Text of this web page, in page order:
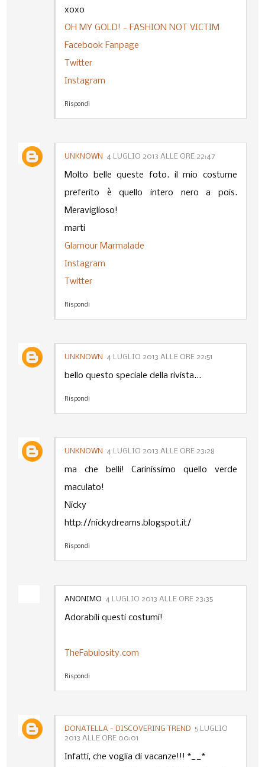
xoxo
OH MY GOLD! - FASHION NOT VICTIM
Facebook Fanpage
Twitter
Instagram
Rispondi
UNKNOWN 4 LUGLIO 2013 ALLE ORE 22:47
Molto belle queste foto. il mio costume
preferito è quello intero nero a pois.
Meraviglioso!
marti
Glamour Marmalade
Instagram
Twitter
Rispondi
UNKNOWN 4 LUGLIO 2013 ALLE ORE 22:51
bello questo speciale della rivista...
Rispondi
UNKNOWN 4 LUGLIO 2013 ALLE ORE 23:28
ma che belli! Carinissimo quello verde
maculato!
Nicky
http://nickydreams.blogspot.it/
Rispondi
ANONIMO 4 LUGLIO 2013 ALLE ORE 23:35
Adorabili questi costumi!
TheFabulosity.com
Rispondi
DONATELLA - DISCOVERING TREND
5 LUGLIO
2013 ALLE ORE 00:01
Infatti, che voglia di vacanze!!! *__*